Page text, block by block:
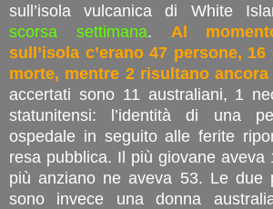
sull’isola vulcanica di White
scorsa settimana. Al
sull’isola c’erano 47 persone,
morte, mentre 2 risultano
accertati sono 11 australiani, 1
statunitensi: l’identità di una
ospedale in seguito alle ferite
resa pubblica. Il più giovane aveva
più anziano ne aveva 53. Le due
sono invece una donna